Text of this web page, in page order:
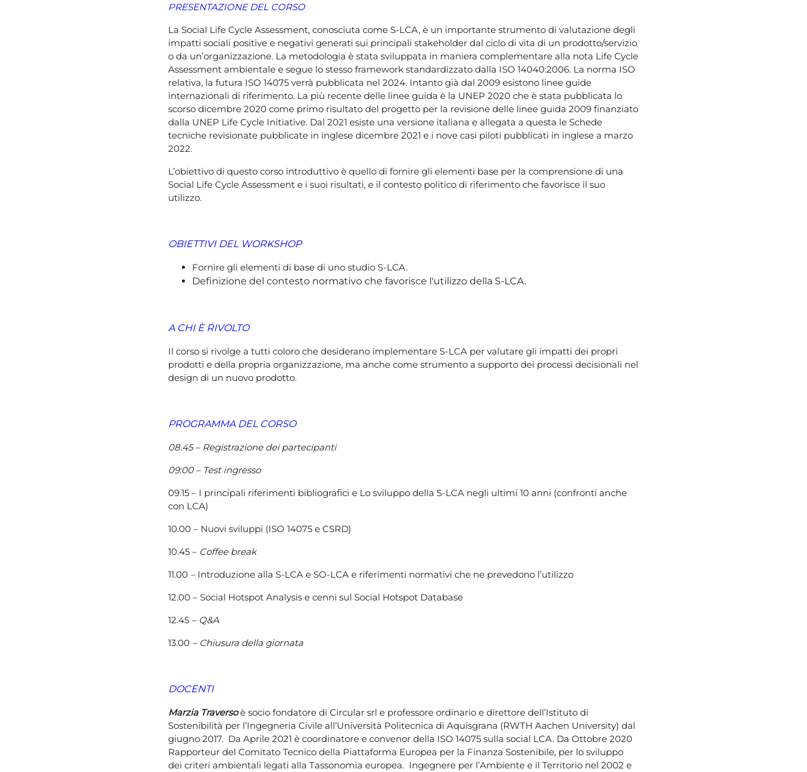
PRESENTAZIONE DEL CORSO
La Social Life Cycle Assessment, conosciuta come S-LCA, è un importante strumento di valutazione degli
impatti sociali positive e negativi generati sui principali stakeholder dal ciclo di vita di un prodotto/servizio
o da un’organizzazione. La metodologia è stata sviluppata in maniera complementare alla nota Life Cycle
Assessment ambientale e segue lo stesso framework standardizzato dalla ISO 14040:2006. La norma ISO
relativa, la futura ISO 14075 verrà pubblicata nel 2024. Intanto già dal 2009 esistono linee guide
internazionali di riferimento. La più recente delle linee guida è la UNEP 2020 che è stata pubblicata lo
scorso dicembre 2020 come primo risultato del progetto per la revisione delle linee guida 2009 finanziato
dalla UNEP Life Cycle Initiative. Dal 2021 esiste una versione italiana e allegata a questa le Schede
tecniche revisionate pubblicate in inglese dicembre 2021 e i nove casi piloti pubblicati in inglese a marzo
2022.
L’obiettivo di questo corso introduttivo è quello di fornire gli elementi base per la comprensione di una
Social Life Cycle Assessment e i suoi risultati, e il contesto politico di riferimento che favorisce il suo
utilizzo.
OBIETTIVI DEL WORKSHOP
Fornire gli elementi di base di uno studio S-LCA.
Definizione del contesto normativo che favorisce l'utilizzo della S-LCA.
A CHI È RIVOLTO
Il corso si rivolge a tutti coloro che desiderano implementare S-LCA per valutare gli impatti dei propri
prodotti e della propria organizzazione, ma anche come strumento a supporto dei processi decisionali nel
design di un nuovo prodotto.
PROGRAMMA DEL CORSO
08.45 – Registrazione dei partecipanti
09:00 – Test ingresso
09.15 – I principali riferimenti bibliografici e Lo sviluppo della S-LCA negli ultimi 10 anni (confronti anche
con LCA)
10.00 – Nuovi sviluppi (ISO 14075 e CSRD)
10.45 – Coffee break
11.00 – Introduzione alla S-LCA e SO-LCA e riferimenti normativi che ne prevedono l’utilizzo
12.00 – Social Hotspot Analysis e cenni sul Social Hotspot Database
12.45 – Q&A
13.00 – Chiusura della giornata
DOCENTI
Marzia Traverso è socio fondatore di Circular srl e professore ordinario e direttore dell’Istituto di
Sostenibilità per l’Ingegneria Civile all’Università Politecnica di Aquisgrana (RWTH Aachen University) dal
giugno 2017. Da Aprile 2021 è coordinatore e convenor della ISO 14075 sulla social LCA. Da Ottobre 2020
Rapporteur del Comitato Tecnico della Piattaforma Europea per la Finanza Sostenibile, per lo sviluppo
dei criteri ambientali legati alla Tassonomia europea. Ingegnere per l’Ambiente e il Territorio nel 2002 e